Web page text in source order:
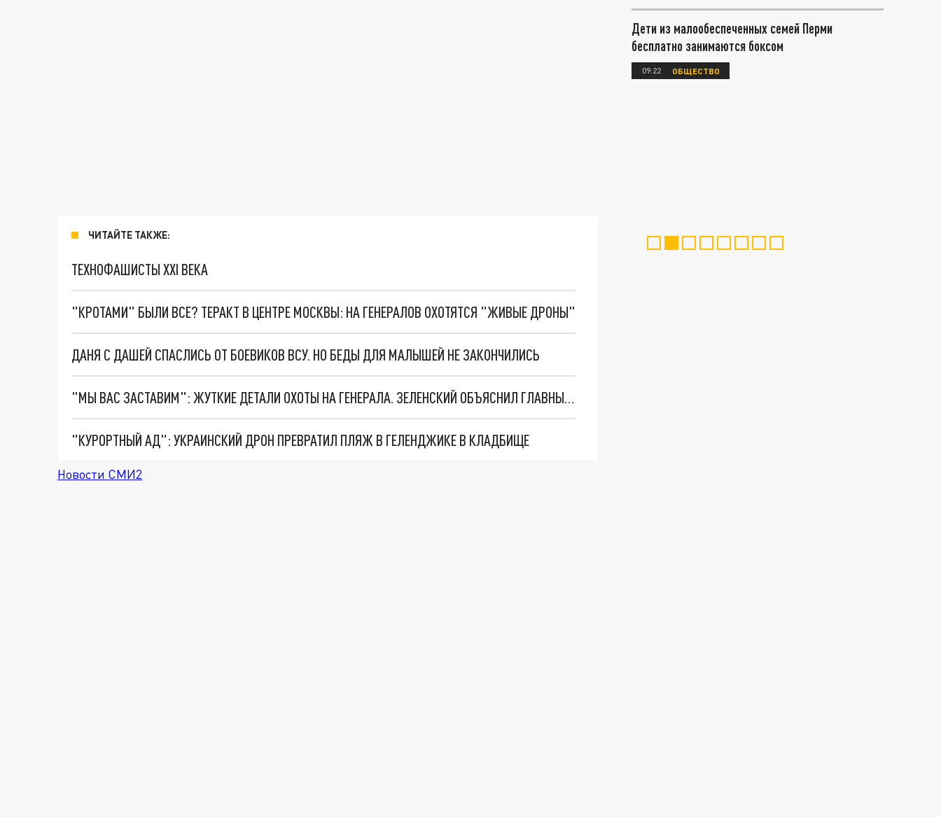
ЧИТАЙТЕ ТАКЖЕ:
ТЕХНОФАШИСТЫ XXI ВЕКА
"КРОТАМИ" БЫЛИ ВСЕ? ТЕРАКТ В ЦЕНТРЕ МОСКВЫ: НА ГЕНЕРАЛОВ ОХОТЯТСЯ "ЖИВЫЕ ДРОНЫ"
ДАНЯ С ДАШЕЙ СПАСЛИСЬ ОТ БОЕВИКОВ ВСУ. НО БЕДЫ ДЛЯ МАЛЫШЕЙ НЕ ЗАКОНЧИЛИСЬ
"МЫ ВАС ЗАСТАВИМ": ЖУТКИЕ ДЕТАЛИ ОХОТЫ НА ГЕНЕРАЛА. ЗЕЛЕНСКИЙ ОБЪЯСНИЛ ГЛАВНЫЙ СМЫСЛ ТЕРАКТА В ЦЕНТРЕ МОСКВЫ
"КУРОРТНЫЙ АД": УКРАИНСКИЙ ДРОН ПРЕВРАТИЛ ПЛЯЖ В ГЕЛЕНДЖИКЕ В КЛАДБИЩЕ
Новости СМИ2
Дети из малообеспеченных семей Перми
бесплатно занимаются боксом
09:22 ОБЩЕСТВО